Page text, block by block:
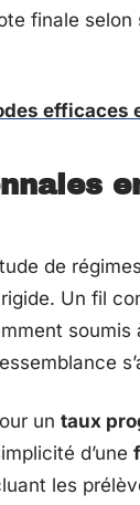
finale selon
efficaces
de
Un fil
soumis
un taux
d’une
les